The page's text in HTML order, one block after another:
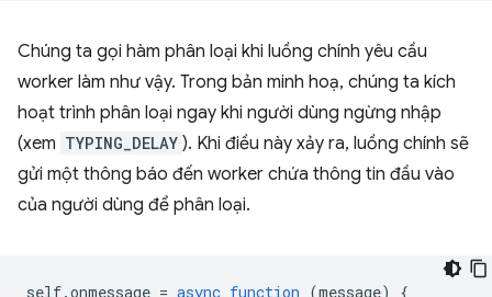
Chúng ta gọi hàm phân loại khi luồng chính yêu cầu
worker làm như vậy. Trong bản minh hoạ, chúng ta kích
hoạt trình phân loại ngay khi người dùng ngừng nhập
(xem TYPING_DELAY ). Khi điều này xảy ra, luồng chính sẽ
gửi một thông báo đến worker chứa thông tin đầu vào
của người dùng để phân loại.
self.onmessage = async function (message) {